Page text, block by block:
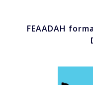
FEAADAH